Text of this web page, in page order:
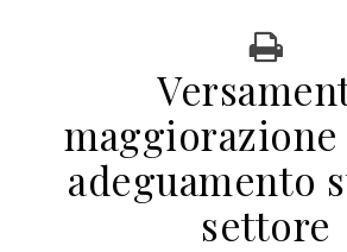
maggiorazione
adeguamento
settore